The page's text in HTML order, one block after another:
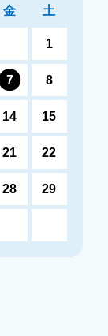
金 土
1
7 8
14 15
21 22
28 29